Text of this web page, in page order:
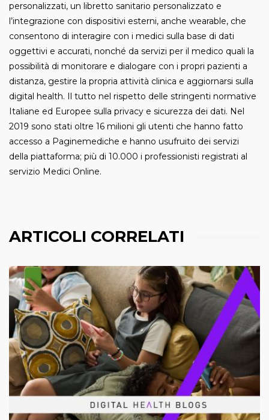
personalizzati, un libretto sanitario personalizzato e
l’integrazione con dispositivi esterni, anche wearable, che
consentono di interagire con i medici sulla base di dati
oggettivi e accurati, nonché da servizi per il medico quali la
possibilità di monitorare e dialogare con i propri pazienti a
distanza, gestire la propria attività clinica e aggiornarsi sulla
digital health. Il tutto nel rispetto delle stringenti normative
Italiane ed Europee sulla privacy e sicurezza dei dati. Nel
2019 sono stati oltre 16 milioni gli utenti che hanno fatto
accesso a Paginemediche e hanno usufruito dei servizi
della piattaforma; più di 10.000 i professionisti registrati al
servizio Medici Online.
ARTICOLI CORRELATI